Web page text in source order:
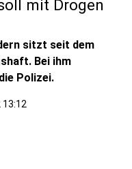
mit Drogen
sitzt seit dem
Bei ihm
Polizei.
13:12